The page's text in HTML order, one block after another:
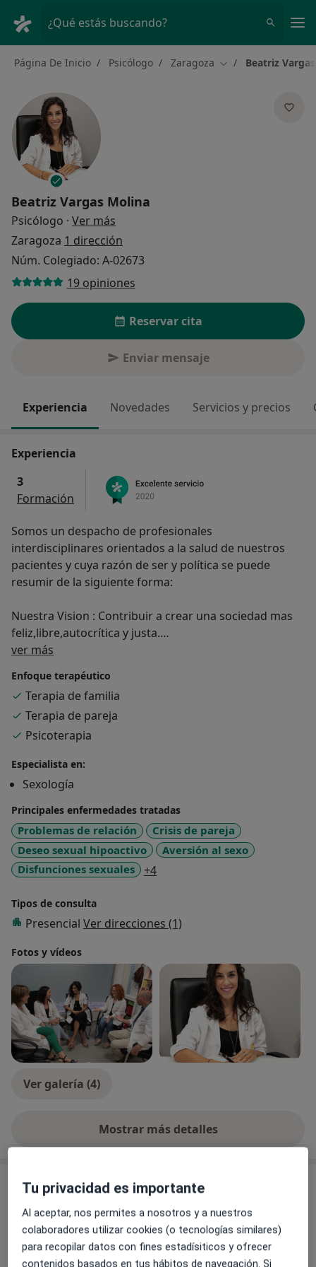
¿Qué estás buscando?
Página De Inicio Psicólogo Zaragoza Cambiar de ciudad
Beatriz
Beatriz Vargas Molina
Psicólogo · Ver más
Zaragoza 1 dirección
Núm. Colegiado: A-02673
19 opiniones
Reservar cita
Enviar mensaje
Experiencia Novedades Servicios y precios
Experiencia
3
Formación
Somos un despacho de profesionales
interdisciplinares orientados a la salud de nuestros
pacientes y cuya razón de ser y política se puede
resumir de la siguiente forma:
Nuestra Vision : Contribuir a crear una sociedad mas
feliz,libre,autocrítica y justa.
Nuestra Mision: Elevar el grado de bienestar y felicidad
de nuestros pacientes en el menor numero de
consultas posible.
Nuestros Valores: La profesionalidad, la honestidad y
Nos importa tú Salud!
Si después de visitar l
ver más
Enfoque terapéutico
Terapia de familia
Terapia de pareja
Psicoterapia
Especialista en:
Sexología
Principales enfermedades tratadas
Problemas de relación
Crisis de pareja
Deseo sexual hipoactivo
Aversión al sexo
Disfunciones sexuales
+4a11y_sr_more_diseases
Tipos de consulta
Presencial Ver direcciones (1)
Fotos y vídeos
Ver galería (4)
Mostrar más detalles
sobre la experiencia
Novedades
Beatriz Vargas Molina
C/ Castellano n°1 dpdo pral izq, Zaragoza 50003
Eyaculación precoz
Tu privacidad es importante
Al aceptar, nos permites a nosotros y a nuestros
colaboradores utilizar cookies (o tecnologías similares)
para recopilar datos con fines estadísiticos y ofrecer
contenidos basados en tus hábitos de navegación. Si